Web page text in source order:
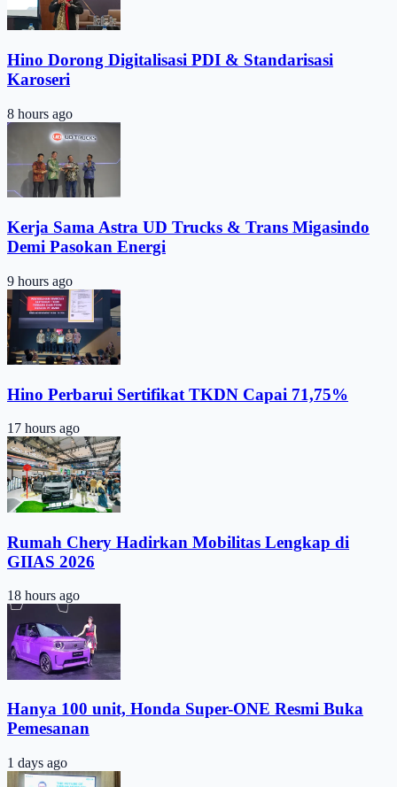
Hino Dorong Digitalisasi PDI & Standarisasi
Karoseri
8 hours ago
Kerja Sama Astra UD Trucks & Trans Migasindo
Demi Pasokan Energi
9 hours ago
Hino Perbarui Sertifikat TKDN Capai 71,75%
17 hours ago
Rumah Chery Hadirkan Mobilitas Lengkap di
GIIAS 2026
18 hours ago
Hanya 100 unit, Honda Super-ONE Resmi Buka
Pemesanan
1 days ago